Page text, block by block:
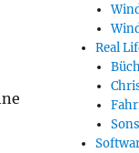
Real